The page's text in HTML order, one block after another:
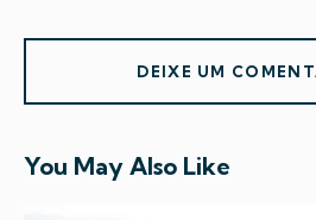
DEIXE UM
You May Also Like